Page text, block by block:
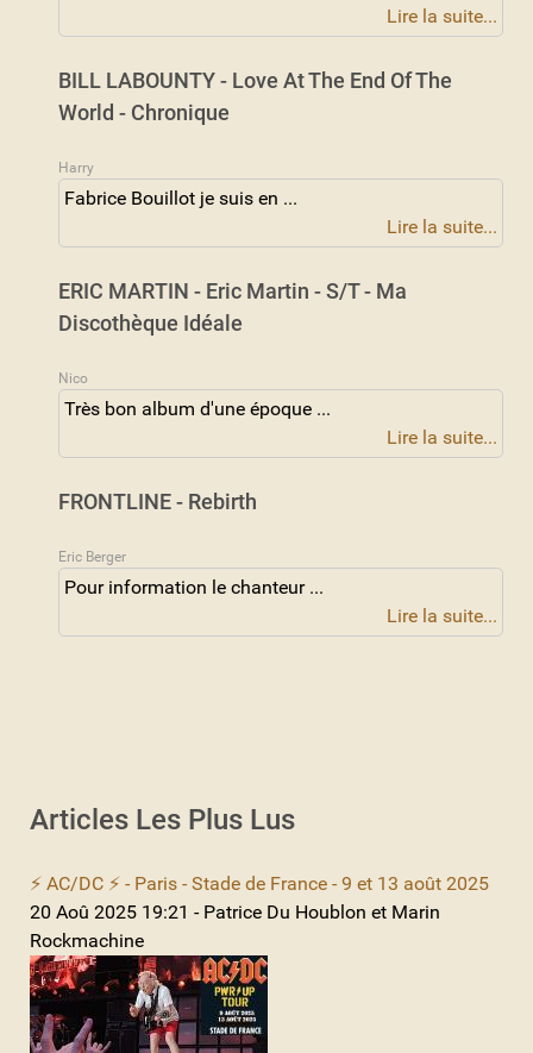
Lire la suite...
BILL LABOUNTY - Love At The End Of The
World - Chronique
Harry
Fabrice Bouillot je suis en ...
Lire la suite...
ERIC MARTIN - Eric Martin - S/T - Ma
Discothèque Idéale
Nico
Très bon album d'une époque ...
Lire la suite...
FRONTLINE - Rebirth
Eric Berger
Pour information le chanteur ...
Lire la suite...
Articles Les Plus Lus
⚡ AC/DC ⚡ - Paris - Stade de France - 9 et 13 août 2025
20 Aoû 2025 19:21 - Patrice Du Houblon et Marin
Rockmachine